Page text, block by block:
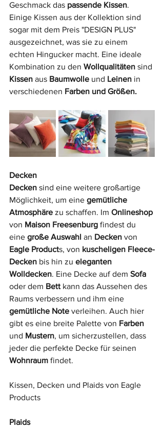
Geschmack das passende Kissen.
Einige Kissen aus der Kollektion sind
sogar mit dem Preis "DESIGN PLUS"
ausgezeichnet, was sie zu einem
echten Hingucker macht. Eine ideale
Kombination zu den Wollqualitäten sind
Kissen aus Baumwolle und Leinen in
verschiedenen Farben und Größen.
Decken
Decken sind eine weitere großartige
Möglichkeit, um eine gemütliche
Atmosphäre zu schaffen. Im Onlineshop
von Maison Freesenburg findest du
eine große Auswahl an Decken von
Eagle Products, von kuscheligen Fleece-
Decken bis hin zu eleganten
Wolldecken. Eine Decke auf dem Sofa
oder dem Bett kann das Aussehen des
Raums verbessern und ihm eine
gemütliche Note verleihen. Auch hier
gibt es eine breite Palette von Farben
und Mustern, um sicherzustellen, dass
jeder die perfekte Decke für seinen
Wohnraum findet.
Kissen, Decken und Plaids von Eagle
Products
Plaids